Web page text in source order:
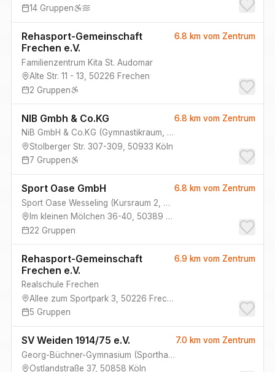
14 Gruppen
Rehasport-Gemeinschaft
Frechen e.V.
Familienzentrum Kita St. Audomar
Alte Str. 11 - 13 50226 Frechen
2 Gruppen
6.8 kmvom Zentrum
NIB Gmbh & Co.KG
NiB GmbH & Co.KG (Gymnastikraum, Gymnastikraum 2
Stolberger Str. 307-309 50933 Köln
7 Gruppen
6.8 kmvom Zentrum
Sport Oase GmbH
Sport Oase Wesseling (Kursraum 2, Kursraum 1
Im kleinen Mölchen 36-40 50389 Wesseling
22 Gruppen
6.8 kmvom Zentrum
Rehasport-Gemeinschaft
Frechen e.V.
Realschule Frechen
Allee zum Sportpark 3 50226 Frechen
5 Gruppen
6.9 kmvom Zentrum
SV Weiden 1914/75 e.V.
Georg-Büchner-Gymnasium (Sporthalle 1 - GBG, Sporthalle 4 - GBG, Sporthalle 2 - GBG, Sporthalle 3 - GBG
Ostlandstraße 37, 50858 Köln
7.0 kmvom Zentrum